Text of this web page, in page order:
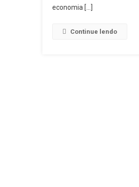
economia […]
Continue lendo